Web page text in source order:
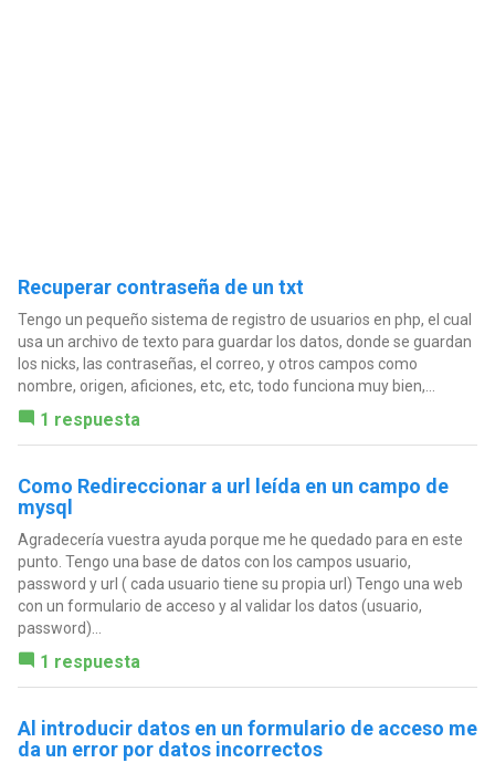
Recuperar contraseña de un txt
Tengo un pequeño sistema de registro de usuarios en php, el cual
usa un archivo de texto para guardar los datos, donde se guardan
los nicks, las contraseñas, el correo, y otros campos como
nombre, origen, aficiones, etc, etc, todo funciona muy bien,...
1 respuesta
Como Redireccionar a url leída en un campo de
mysql
Agradecería vuestra ayuda porque me he quedado para en este
punto. Tengo una base de datos con los campos usuario,
password y url ( cada usuario tiene su propia url) Tengo una web
con un formulario de acceso y al validar los datos (usuario,
password)...
1 respuesta
Al introducir datos en un formulario de acceso me
da un error por datos incorrectos